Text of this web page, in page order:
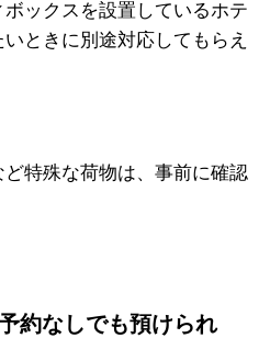
ックスを設置しているホテ
ときに別途対応してもらえ
特殊な荷物は、事前に確認
約なしでも預けられ